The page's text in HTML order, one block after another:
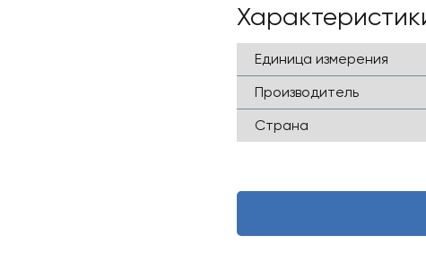
Единица измерения
Производитель
Страна